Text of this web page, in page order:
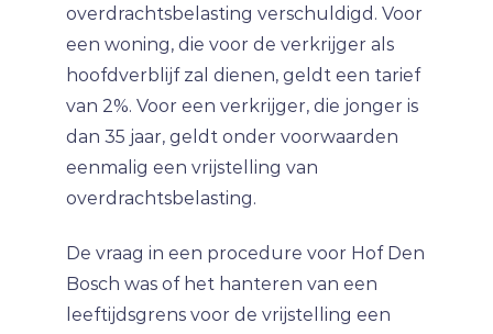
overdrachtsbelasting verschuldigd. Voor
een woning, die voor de verkrijger als
hoofdverblijf zal dienen, geldt een tarief
van 2%. Voor een verkrijger, die jonger is
dan 35 jaar, geldt onder voorwaarden
eenmalig een vrijstelling van
overdrachtsbelasting.
De vraag in een procedure voor Hof Den
Bosch was of het hanteren van een
leeftijdsgrens voor de vrijstelling een